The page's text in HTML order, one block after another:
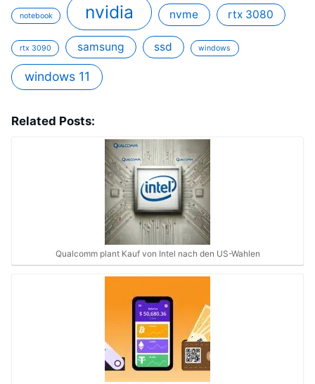
notebook nvidia nvme rtx 3080
rtx 3090 samsung ssd windows
windows 11
Related Posts:
Qualcomm plant Kauf von Intel nach den US-Wahlen